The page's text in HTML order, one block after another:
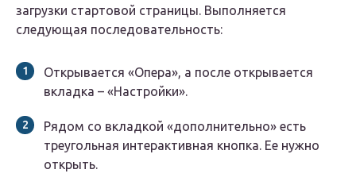
загрузки стартовой страницы. Выполняется
следующая последовательность:
Открывается «Опера», а после открывается
вкладка – «Настройки».
Рядом со вкладкой «дополнительно» есть
треугольная интерактивная кнопка. Ее нужно
открыть.